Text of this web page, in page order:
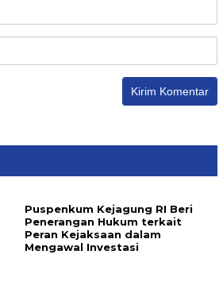
Puspenkum Kejagung RI Beri
Penerangan Hukum terkait
Peran Kejaksaan dalam
Mengawal Investasi